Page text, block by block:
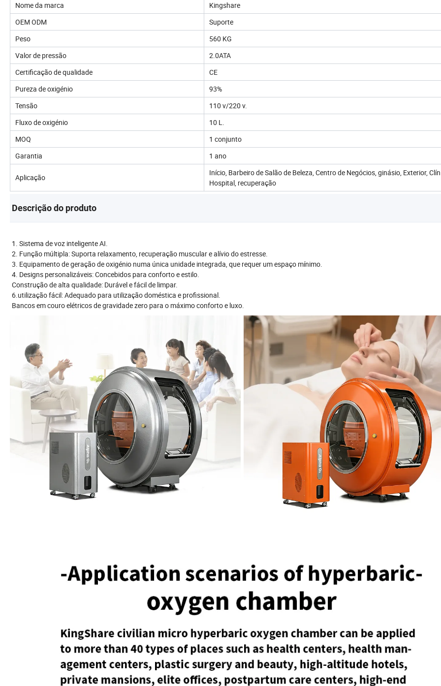
Nome da marca
Kingshare
OEM ODM
Suporte
Peso
560 KG
Valor de pressão
2.0ATA
Certificação de qualidade
CE
Pureza de oxigénio
93%
Tensão
110 v/220 v.
Fluxo de oxigénio
10 L.
MOQ
1 conjunto
Garantia
1 ano
Aplicação
Início, Barbeiro de Salão de Beleza, Centro de Negócios, ginásio, Exterior,
Hospital, recuperação
Descrição do produto
1. Sistema de voz inteligente AI.
2. Função múltipla: Suporta relaxamento, recuperação muscular e alívio do estresse.
3. Equipamento de geração de oxigénio numa única unidade integrada, que requer um espaço mínimo.
4. Designs personalizáveis: Concebidos para conforto e estilo.
Construção de alta qualidade: Durável e fácil de limpar.
6.utilização fácil: Adequado para utilização doméstica e profissional.
Bancos em couro elétricos de gravidade zero para o máximo conforto e luxo.